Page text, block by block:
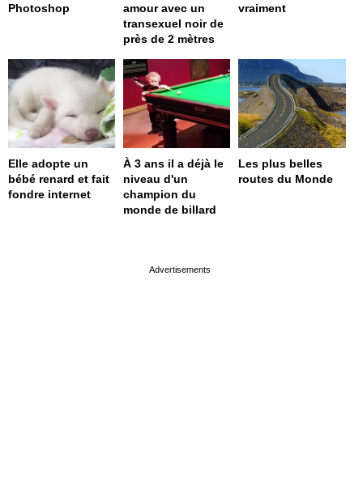
Photoshop
amour avec un
transexuel noir de
près de 2 mètres
vraiment
Elle adopte un
bébé renard et fait
fondre internet
À 3 ans il a déjà le
niveau d'un
champion du
monde de billard
Les plus belles
routes du Monde